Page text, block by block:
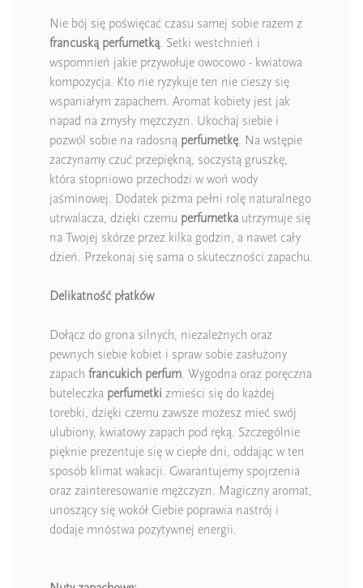
Nie bój się poświęcać czasu samej sobie razem z
francuską perfumetką . Setki westchnień i
wspomnień jakie przywołuje owocowo - kwiatowa
kompozycja. Kto nie ryzykuje ten nie cieszy się
wspaniałym zapachem. Aromat kobiety jest jak
napad na zmysły mężczyzn. Ukochaj siebie i
pozwól sobie na radosną perfumetkę. Na wstępie
zaczynamy czuć przepiękną, soczystą gruszkę,
która stopniowo przechodzi w woń wody
jaśminowej. Dodatek piżma pełni rolę naturalnego
utrwalacza, dzięki czemu perfumetka utrzymuje się
na Twojej skórze przez kilka godzin, a nawet cały
dzień. Przekonaj się sama o skuteczności zapachu.
Delikatność płatków
Dołącz do grona silnych, niezależnych oraz
pewnych siebie kobiet i spraw sobie zasłużony
zapach francukich perfum . Wygodna oraz poręczna
buteleczka perfumetki zmieści się do każdej
torebki, dzięki czemu zawsze możesz mieć swój
ulubiony, kwiatowy zapach pod ręką. Szczególnie
pięknie prezentuje się w ciepłe dni, oddając w ten
sposób klimat wakacji. Gwarantujemy spojrzenia
oraz zainteresowanie mężczyzn. Magiczny aromat,
unoszący się wokół Ciebie poprawia nastrój i
dodaje mnóstwa pozytywnej energii.